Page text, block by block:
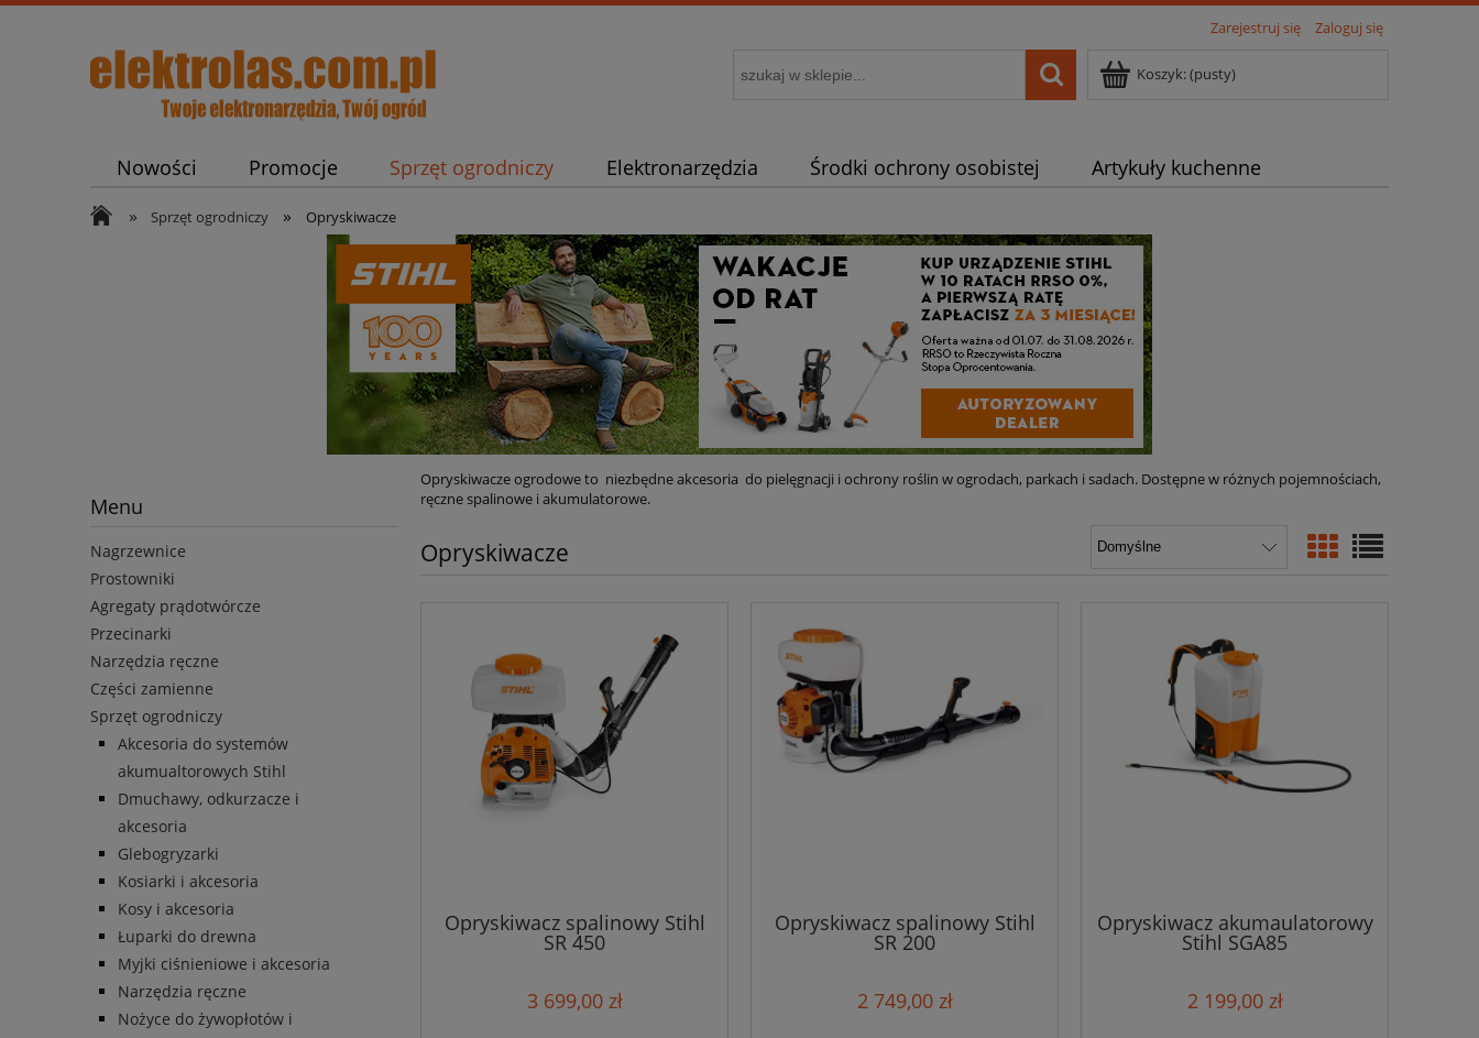
Zarejestruj się Zaloguj się
Koszyk:(pusty)
Nowości Promocje Sprzęt ogrodniczy Elektronarzędzia Środki ochrony osobistej
Artykuły kuchenne
Pneumatyka i Spawalnictwo
» Sprzęt ogrodniczy » Opryskiwacze
Menu
Nagrzewnice
Prostowniki
Agregaty prądotwórcze
Przecinarki
Narzędzia ręczne
Części zamienne
Sprzęt ogrodniczy
Akcesoria do systemów
akumualtorowych Stihl
Dmuchawy, odkurzacze i
akcesoria
Glebogryzarki
Kosiarki i akcesoria
Kosy i akcesoria
Łuparki do drewna
Myjki ciśnieniowe i akcesoria
Narzędzia ręczne
Nożyce do żywopłotów i
Opryskiwacze ogrodowe to niezbędne akcesoria do pielęgnacji i ochrony roślin w ogrodach, parkach i sadach. Dostępne w różnych pojemnościach,
ręczne spalinowe i akumulatorowe.
Opryskiwacze
Opryskiwacz spalinowy Stihl
SR 450
3 699,00 zł
Opryskiwacz spalinowy Stihl
SR 200
2 749,00 zł
Opryskiwacz akumaulatorowy
Stihl SGA85
2 199,00 zł